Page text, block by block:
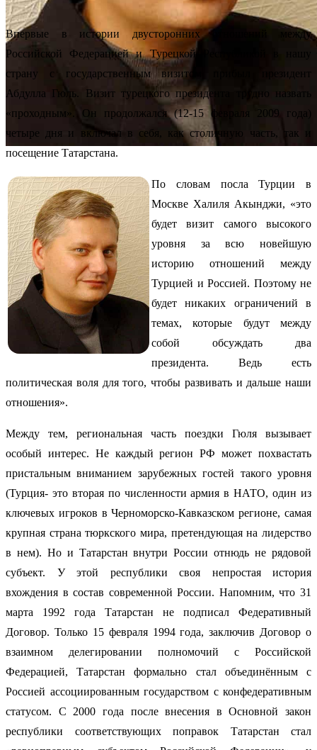
Впервые в истории двусторонних отношений между
Российской Федерацией и Турецкой Республикой в нашу
страну с государственным визитом прибыл президент
Абдулла Гюль. Визит турецкого президента трудно назвать
«проходным». Он продолжался (12-15 февраля 2009 года)
четыре дня и включал в себя, как столичную часть, так и
посещение Татарстана.
По словам посла Турции в
Москве Халиля Акынджи, «это
будет визит самого высокого
уровня за всю новейшую
историю отношений между
Турцией и Россией. Поэтому не
будет никаких ограничений в
темах, которые будут между
собой обсуждать два
президента. Ведь есть
политическая воля для того, чтобы развивать и дальше наши
отношения».
Между тем, региональная часть поездки Гюля вызывает
особый интерес. Не каждый регион РФ может похвастать
пристальным вниманием зарубежных гостей такого уровня
(Турция- это вторая по численности армия в НАТО, один из
ключевых игроков в Черноморско-Кавказском регионе, самая
крупная страна тюркского мира, претендующая на лидерство
в нем). Но и Татарстан внутри России отнюдь не рядовой
субъект. У этой республики своя непростая история
вхождения в состав современной России. Напомним, что 31
марта 1992 года Татарстан не подписал Федеративный
Договор. Только 15 февраля 1994 года, заключив Договор о
взаимном делегировании полномочий с Российской
Федерацией, Татарстан формально стал объединённым с
Россией ассоциированным государством с конфедеративным
статусом. С 2000 года после внесения в Основной закон
республики соответствующих поправок Татарстан стал